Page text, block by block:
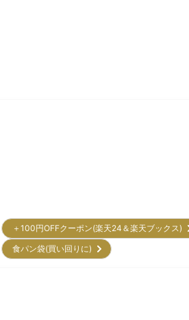
＋100円OFFクーポン(楽天24＆楽天ブックス)
食パン袋(買い回りに)